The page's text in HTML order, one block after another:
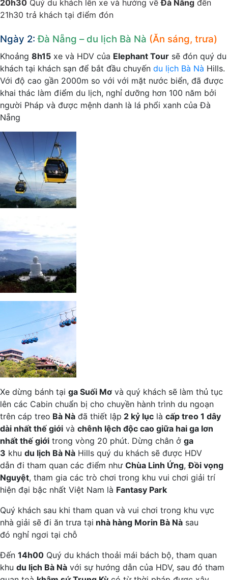
20h30 Quý du khách lên xe và hướng vềĐà Nẵng đến
21h30 trả khách tại điểm đón
Ngày 2:Đà Nẵng – du lịch Bà Nà (Ăn sáng, trưa)
Khoảng 8h15 xe và HDV của Elephant Tour sẽ đón quý du
khách tại khách sạn để bắt đầu chuyến du lịch Bà Nà Hills.
Với độ cao gần 2000m so với với mặt nước biển, đã được
khai thác làm điểm du lịch, nghỉ dưỡng hơn 100 năm bởi
người Pháp và được mệnh danh là lá phổi xanh của Đà
Nẵng
Xe dừng bánh tại ga Suối Mơ và quý khách sẽ làm thủ tục
lên các Cabin chuẩn bị cho chuyền hành trình du ngoạn
trên cáp treo Bà Nà đã thiết lập 2 kỷ lục là cấp treo 1 dây
dài nhất thế giới và chênh lệch độc cao giữa hai ga lơn
nhất thế giới trong vòng 20 phút. Dừng chân ở ga
3 khu du lịch Bà Nà Hills quý du khách sẽ được HDV
dẫn đi tham quan các điểm như Chùa Linh Ứng,Đồi vọng
Nguyệt, tham gia các trò chơi trong khu vui chơi giải trí
hiện đại bậc nhất Việt Nam là Fantasy Park
Quý khách sau khi tham quan và vui chơi trong khu vực
nhà giải sẽ đi ăn trưa tại nhà hàng Morin Bà Nà sau
đó nghỉ ngơi tại chỗ
Đến 14h00 Quý du khách thoải mái bách bộ, tham quan
khu du lịch Bà Nà với sự hướng dẫn của HDV, sau đó tham